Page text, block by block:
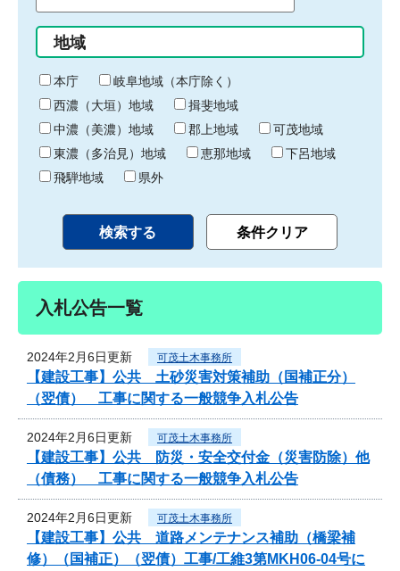
始
り
間
終
わ
り
地域
本庁
岐阜地域（本庁除く）
西濃（大垣）地域
揖斐地域
中濃（美濃）地域
郡上地域
可茂地域
東濃（多治見）地域
恵那地域
下呂地域
飛騨地域
県外
入札公告一覧
2024年2月6日更新 可茂土木事務所
【建設工事】公共 土砂災害対策補助（国補正分）
（翌債） 工事に関する一般競争入札公告
2024年2月6日更新 可茂土木事務所
【建設工事】公共 防災・安全交付金（災害防除）他
（債務） 工事に関する一般競争入札公告
2024年2月6日更新 可茂土木事務所
【建設工事】公共 道路メンテナンス補助（橋梁補
修）（国補正）（翌債）工事/工維3第MKH06-04号に